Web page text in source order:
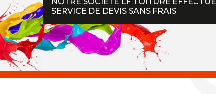
SERVICE DE DEVIS SANS FRAIS